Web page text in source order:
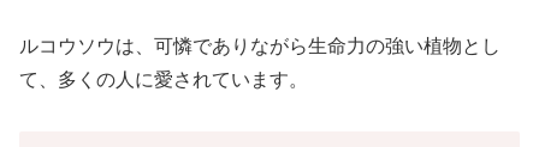
ルコウソウは、可憐でありながら生命力の強い植物とし
て、多くの人に愛されています。